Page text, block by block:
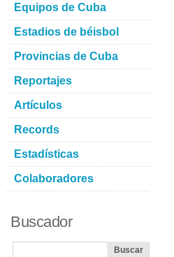
Equipos de Cuba
Estadios de béisbol
Provincias de Cuba
Reportajes
Artículos
Records
Estadísticas
Colaboradores
Buscador